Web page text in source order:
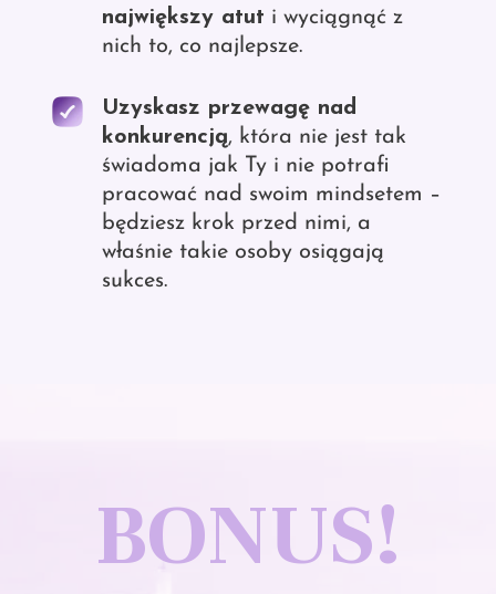
największy atut i wyciągnąć z
nich to, co najlepsze.
Uzyskasz przewagę nad
konkurencją, która nie jest tak
świadoma jak Ty i nie potrafi
pracować nad swoim mindsetem –
będziesz krok przed nimi, a
właśnie takie osoby osiągają
sukces.
BONUS!